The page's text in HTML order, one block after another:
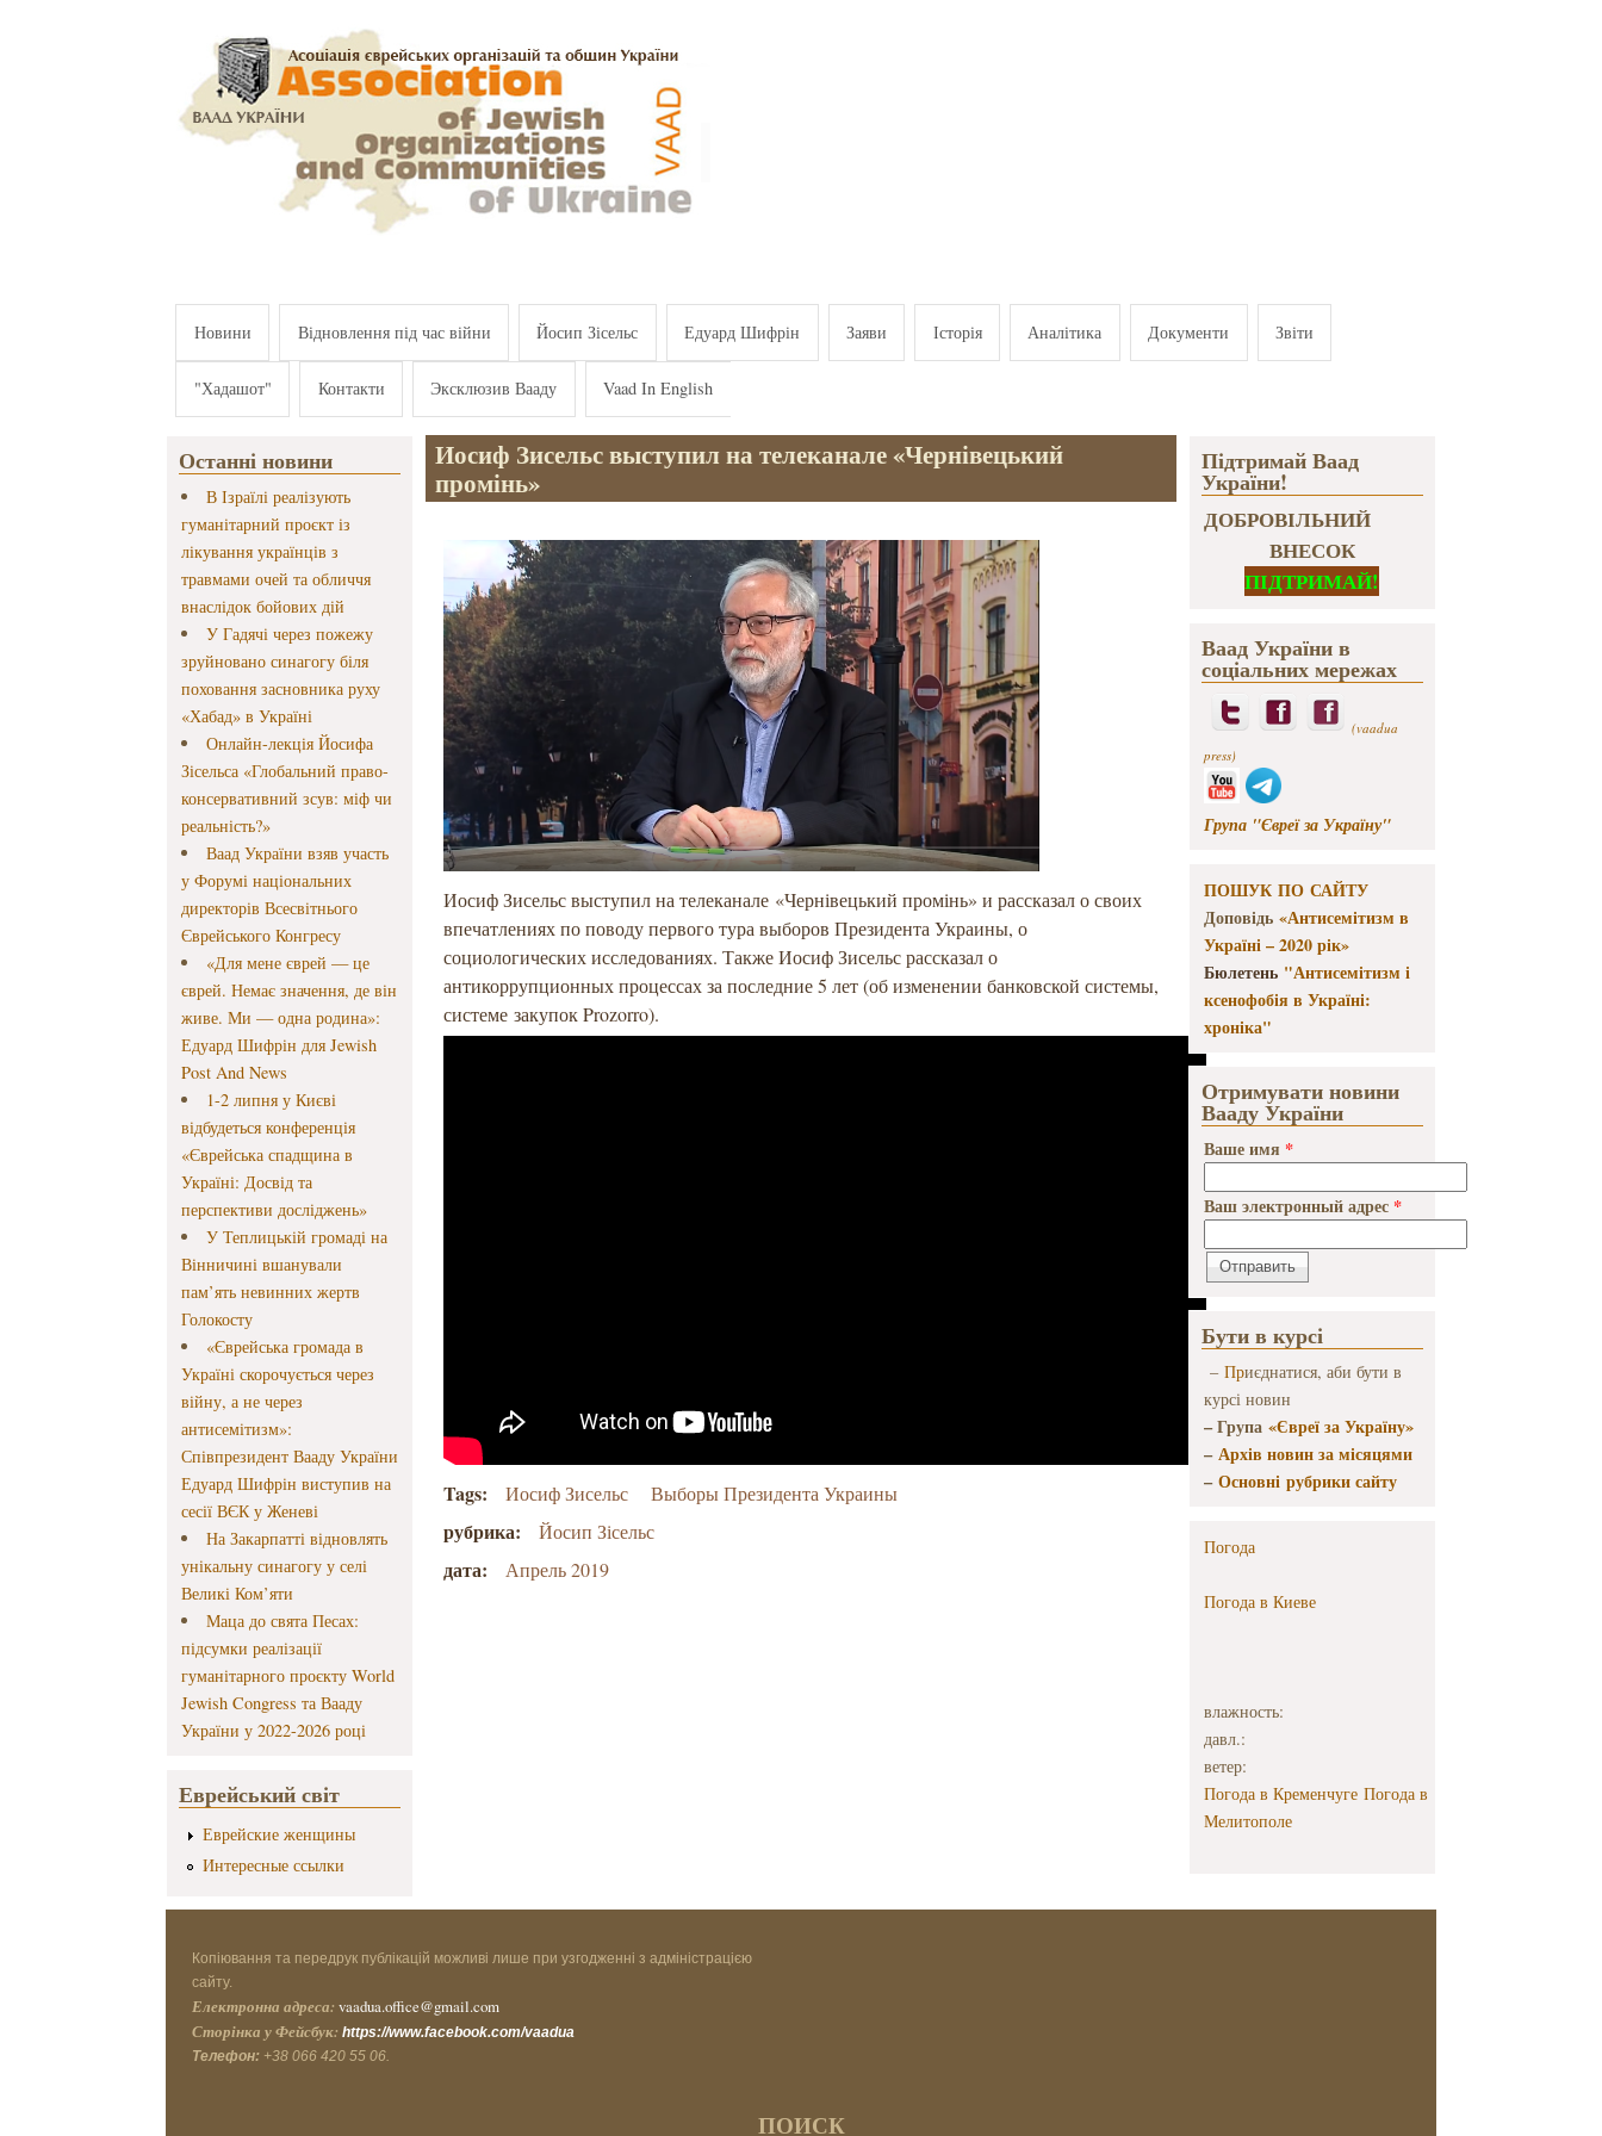
Новини Відновлення під час війни Йосип Зісельс Едуард Шифрін Заяви Історія Аналітика Документи Звіти
"Хадашот" Контакти Эксклюзив Вааду Vaad In English
Останні новини
В Ізраїлі реалізують
гуманітарний проєкт із
лікування українців з
травмами очей та обличчя
внаслідок бойових дій
У Гадячі через пожежу
зруйновано синагогу біля
поховання засновника руху
«Хабад» в Україні
Онлайн-лекція Йосифа
Зісельса «Глобальний право-
консервативний зсув: міф чи
реальність?»
Ваад України взяв участь
у Форумі національних
директорів Всесвітнього
Єврейського Конгресу
«Для мене єврей — це
єврей. Немає значення, де він
живе. Ми — одна родина»:
Едуард Шифрін для Jewish
Post And News
1-2 липня у Києві
відбудеться конференція
«Єврейська спадщина в
Україні: Досвід та
перспективи досліджень»
У Теплицькій громаді на
Вінничині вшанували
пам’ять невинних жертв
Голокосту
«Єврейська громада в
Україні скорочується через
війну, а не через
антисемітизм»:
Співпрезидент Вааду України
Едуард Шифрін виступив на
сесії ВЄК у Женеві
На Закарпатті відновлять
унікальну синагогу у селі
Великі Ком’яти
Маца до свята Песах:
підсумки реалізації
гуманітарного проєкту World
Jewish Congress та Вааду
України у 2022-2026 році
Еврейський світ
Еврейские женщины
Интересные ссылки
Иосиф Зисельс выступил на телеканале «Чернівецький
промінь»
Иосиф Зисельс выступил на телеканале «Чернівецький промінь» и рассказал о своих
впечатлениях по поводу первого тура выборов Президента Украины, о
социологических исследованиях. Также Иосиф Зисельс рассказал о
антикоррупционных процессах за последние 5 лет (об изменении банковской системы,
системе закупок Prozorro).
Tags: Иосиф Зисельс Выборы Президента Украины
рубрика: Йосип Зісельс
дата: Апрель 2019
Підтримай Ваад
України!
ДОБРОВІЛЬНИЙ
ВНЕСОК
ПІДТРИМАЙ!
Ваад України в
соціальних мережах
(vaadua
press)
Група "Євреї за Україну"
ПОШУК ПО САЙТУ
Доповідь «Антисемітизм в
Україні – 2020 рік»
Бюлетень "Антисемітизм і
ксенофобія в Україні:
хроніка"
Отримувати новини
Вааду України
Ваше имя *
Ваш электронный адрес *
Бути в курсі
– Приєднатися, аби бути в
курсі новин
– Група «Євреї за Україну»
–Архів новин за місяцями
–Основні рубрики сайту
Погода
Погода в Киеве
влажность:
давл.:
ветер:
Погода в Кременчуге Погода в
Мелитополе
Копіювання та передрук публікацій можливі лише при узгодженні з адміністрацією
сайту.
Електронна адреса: vaadua.office@gmail.com
Сторінка у Фейсбук: https://www.facebook.com/vaadua
Телефон: +38 066 420 55 06.
ПОИСК